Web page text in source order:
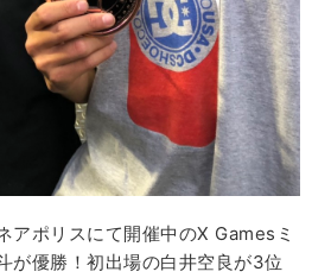
アポリスにて開催中のX Gamesミ
が優勝！初出場の白井空良が3位